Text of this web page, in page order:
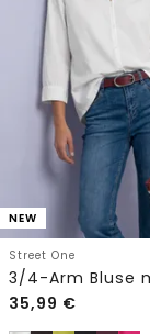
NEW
Street One
35,99 €